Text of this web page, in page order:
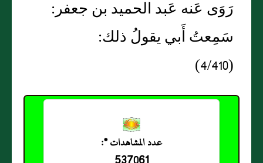
رَوَى عَنه عَبد الحميد بن جعفر:
سَمِعتُ أَبي يقولُ ذلك:
(4/410)
عدد المشاهدات *: